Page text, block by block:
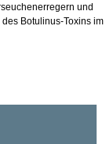
und
Botulinus-Toxins im